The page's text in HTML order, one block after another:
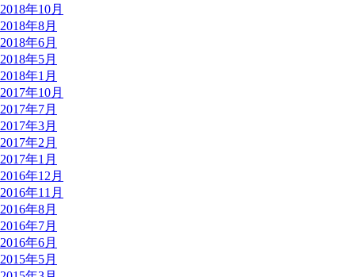
2018年10月
2018年8月
2018年6月
2018年5月
2018年1月
2017年10月
2017年7月
2017年3月
2017年2月
2017年1月
2016年12月
2016年11月
2016年8月
2016年7月
2016年6月
2015年5月